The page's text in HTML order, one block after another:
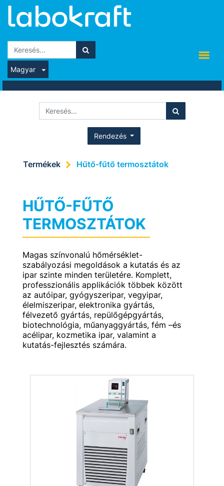
Magyar
Rendezés
Termékek Hűtő-fűtő termosztátok
HŰTŐ-FŰTŐ
TERMOSZTÁTOK
Magas színvonalú hőmérséklet-
szabályozási megoldások a kutatás és az
ipar szinte minden területére. Komplett,
professzionális applikációk többek között
az autóipar, gyógyszeripar, vegyipar,
élelmiszeripar, elektronika gyártás,
félvezető gyártás, repülőgépgyártás,
biotechnológia, műanyaggyártás, fém –és
acélipar, kozmetika ipar, valamint a
kutatás-fejlesztés számára.